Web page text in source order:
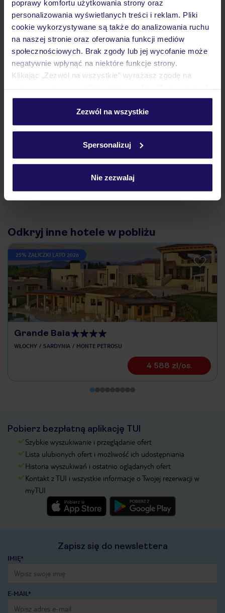
poprawy komfortu użytkowania strony oraz
personalizowania wyświetlanych treści i reklam. Pliki
cookie wykorzystywane są także do analizowania ruchu
na naszej stronie oraz oferowania funkcji mediów
społecznościowych. Brak zgody lub jej wycofanie może
negatywnie wpłynąć na niektóre funkcje strony.
Klikając „Zezwól na wszystkie” wyrażasz zgodę na
personalizować swój wybór wchodząc w zakładkę
Szczegółowe informacje o plikach cookie znajdziesz
Zezwól na wszystkie
Spersonalizuj
Nie zezwalaj
Atrakcje
Ważne informacje
Często zadawane pytania
Jak zmienić uczestników/osobę zgłaszającą?
Czy w Hotelu będzie przedstawiciel TUI?
pokładowe/bilety lotnicze?
Zobacz więcej
Odkryj inne hotele w pobliżu
25% ZALICZKI LATO 2026
Grande Baia
WŁOCHY SARDYNIA MONTE PETROSU
4 588 zł/os.
Pobierz bezpłatną aplikację TUI
Szybkie wyszukiwanie i przeglądanie ofert
Lista ulubionych ofert i możliwość ich udostępniania
Historia wyszukiwań i ostatnio oglądanych ofert
Kontakt z TUI i wszystkie informacje o Twojej rezerwacji w
myTUI
Zapisz się do newslettera
IMIĘ*
E-MAIL*